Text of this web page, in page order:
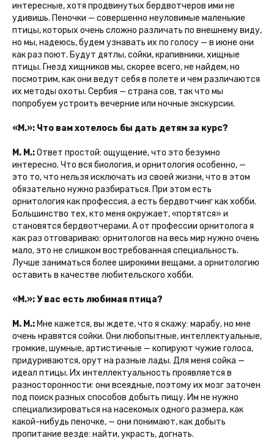
интересные, хотя продвинутых бердвотчеров ими не
удивишь. Пеночки — совершенно неуловимые маленькие
птицы, которых очень сложно различать по внешнему виду,
но мы, надеюсь, будем узнавать их по голосу — в июне они
как раз поют. Будут дятлы, сойки, крапивники, хищные
птицы. Гнезд хищников мы, скорее всего, не найдем, но
посмотрим, как они ведут себя в полете и чем различаются
их методы охоты. Сербия — страна сов, так что мы
попробуем устроить вечерние или ночные экскурсии.
«М.»: Что вам хотелось бы дать детям за курс?
М. М.:Ответ простой: ощущение, что это безумно
интересно. Что вся биология, и орнитология особенно, —
это то, что нельзя исключать из своей жизни, что в этом
обязательно нужно разбираться. При этом есть
орнитология как профессия, а есть бердвотчинг как хобби.
Большинство тех, кто меня окружает, «портятся» и
становятся бердвотчерами. А от профессии орнитолога я
как раз отговариваю: орнитологов на весь мир нужно очень
мало, это не слишком востребованная специальность.
Лучше заниматься более широкими вещами, а орнитологию
оставить в качестве любительского хобби.
«М.»: У вас есть любимая птица?
М. М.: Мне кажется, вы ждете, что я скажу: марабу, но мне
очень нравятся сойки. Они любопытные, интеллектуальные,
громкие, шумные, артистичные — копируют чужие голоса,
придуриваются, орут на разные лады. Для меня сойка —
идеал птицы. Их интеллектуальность проявляется в
разносторонности: они всеядные, поэтому их мозг заточен
под поиск разных способов добыть пищу. Им не нужно
специализироваться на насекомых одного размера, как
какой-нибудь пеночке, — они понимают, как добыть
пропитание везде: найти, украсть, догнать.